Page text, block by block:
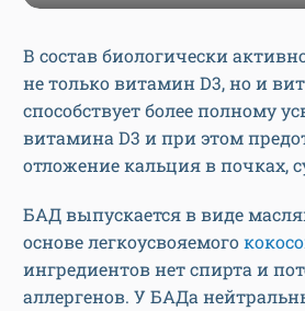
В состав биологически
не только витамин D3, но и
способствует более полному
витамина D3 и при этом
отложение кальция в почках,
БАД выпускается в виде
основе легкоусвояемого
ингредиентов нет спирта и
аллергенов. У БАДа